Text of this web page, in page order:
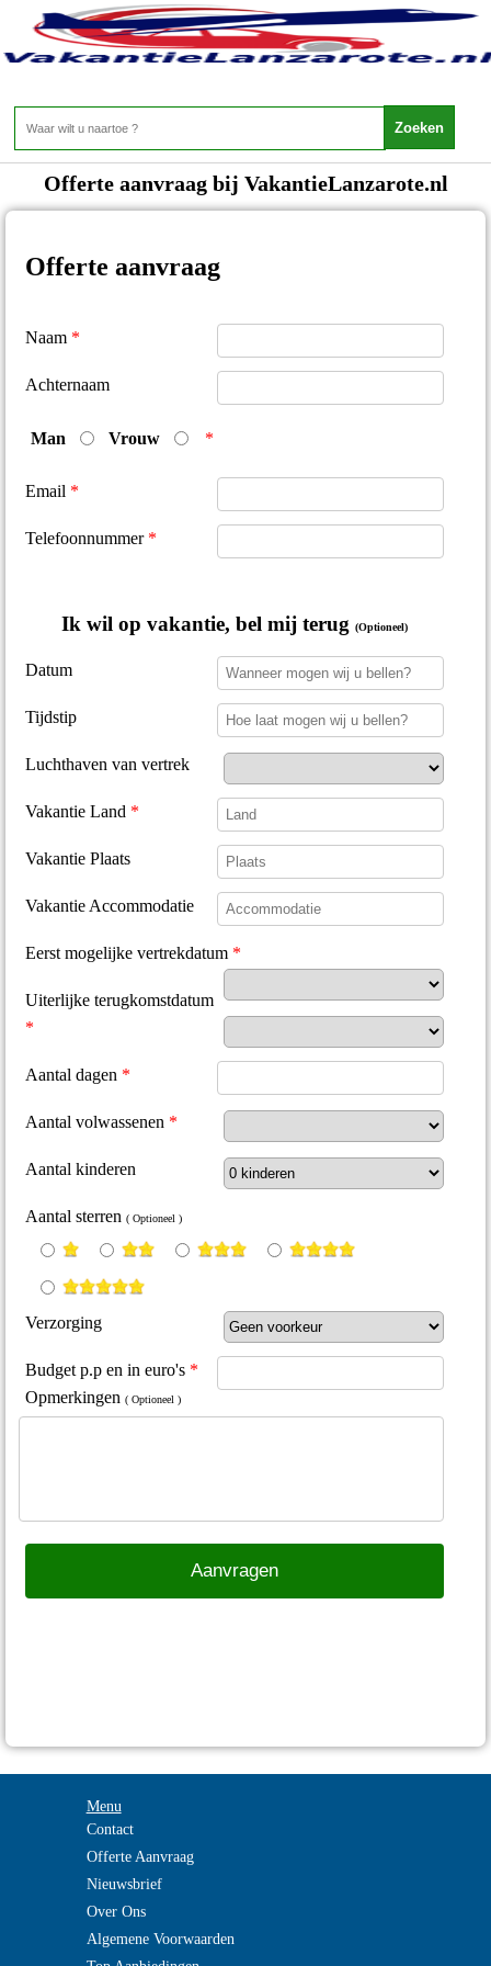
Offerte Aanvraag
Offerte aanvraag bij VakantieLanzarote.nl
Menu
Contact
Offerte Aanvraag
Nieuwsbrief
Over Ons
Algemene Voorwaarden